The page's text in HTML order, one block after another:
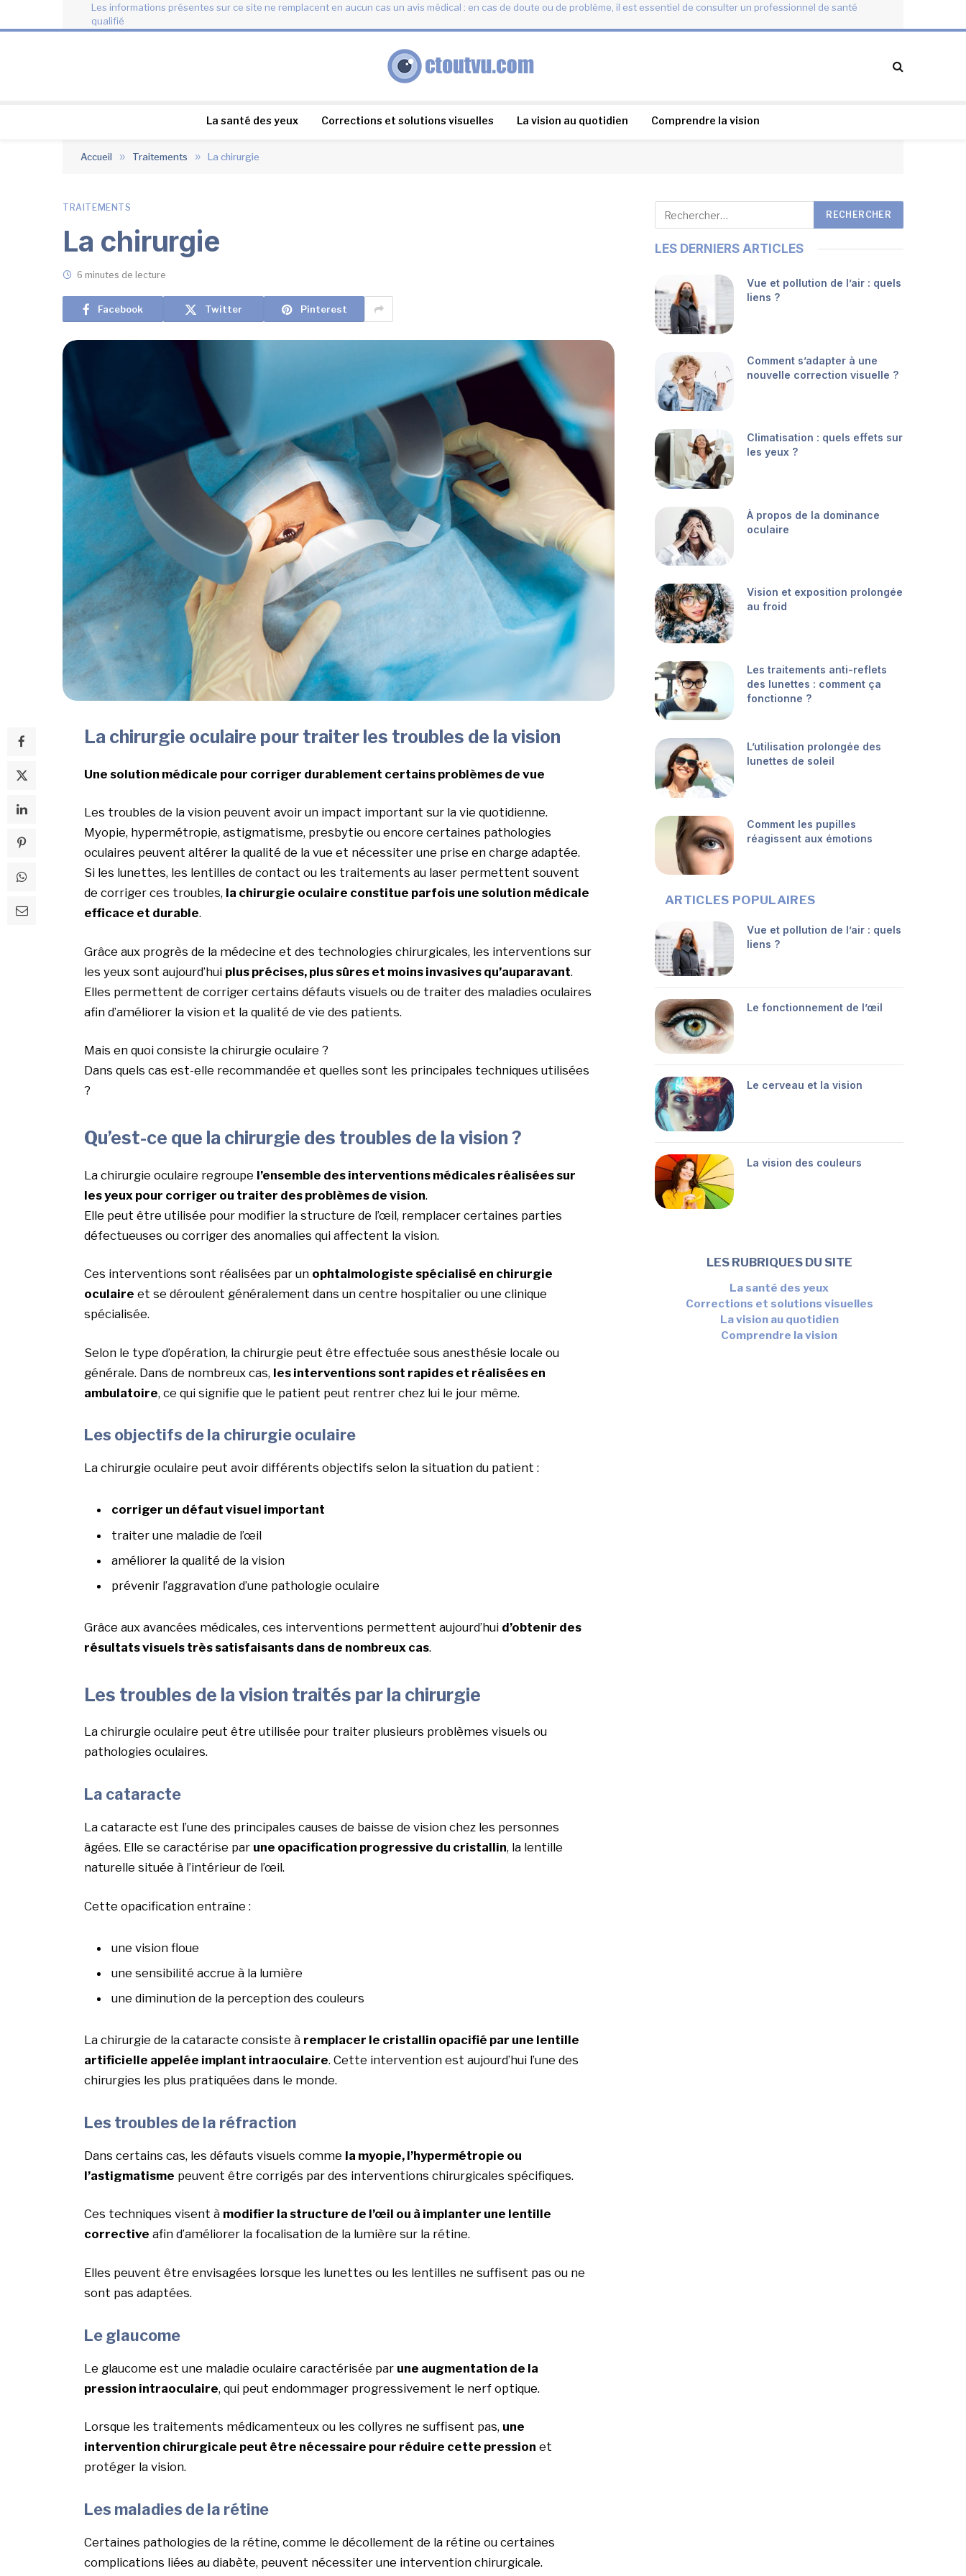
Les informations présentes sur ce site ne remplacent en aucun cas un avis médical : en cas de doute ou de problème, il est essentiel de consulter un professionnel de santé
qualifié
La santé des yeux Corrections et solutions visuelles La vision au quotidien Comprendre la vision
Accueil » Traitements » La chirurgie
TRAITEMENTS
La chirurgie
6 minutes de lecture
Facebook Twitter Pinterest
La chirurgie oculaire pour traiter les troubles de la vision
Une solution médicale pour corriger durablement certains problèmes de vue
Les troubles de la vision peuvent avoir un impact important sur la vie quotidienne.
Myopie, hypermétropie, astigmatisme, presbytie ou encore certaines pathologies
oculaires peuvent altérer la qualité de la vue et nécessiter une prise en charge adaptée.
Si les lunettes, les lentilles de contact ou les traitements au laser permettent souvent
de corriger ces troubles, la chirurgie oculaire constitue parfois une solution médicale
efficace et durable.
Grâce aux progrès de la médecine et des technologies chirurgicales, les interventions sur
les yeux sont aujourd’hui plus précises, plus sûres et moins invasives qu’auparavant.
Elles permettent de corriger certains défauts visuels ou de traiter des maladies oculaires
afin d’améliorer la vision et la qualité de vie des patients.
Mais en quoi consiste la chirurgie oculaire ?
Dans quels cas est-elle recommandée et quelles sont les principales techniques utilisées
?
Qu’est-ce que la chirurgie des troubles de la vision ?
La chirurgie oculaire regroupe l’ensemble des interventions médicales réalisées sur
les yeux pour corriger ou traiter des problèmes de vision.
Elle peut être utilisée pour modifier la structure de l’œil, remplacer certaines parties
défectueuses ou corriger des anomalies qui affectent la vision.
Ces interventions sont réalisées par un ophtalmologiste spécialisé en chirurgie
oculaire et se déroulent généralement dans un centre hospitalier ou une clinique
spécialisée.
Selon le type d’opération, la chirurgie peut être effectuée sous anesthésie locale ou
générale. Dans de nombreux cas, les interventions sont rapides et réalisées en
ambulatoire, ce qui signifie que le patient peut rentrer chez lui le jour même.
Les objectifs de la chirurgie oculaire
La chirurgie oculaire peut avoir différents objectifs selon la situation du patient :
corriger un défaut visuel important
traiter une maladie de l’œil
améliorer la qualité de la vision
prévenir l’aggravation d’une pathologie oculaire
Grâce aux avancées médicales, ces interventions permettent aujourd’hui d’obtenir des
résultats visuels très satisfaisants dans de nombreux cas.
Les troubles de la vision traités par la chirurgie
La chirurgie oculaire peut être utilisée pour traiter plusieurs problèmes visuels ou
pathologies oculaires.
La cataracte
La cataracte est l’une des principales causes de baisse de vision chez les personnes
âgées. Elle se caractérise par une opacification progressive du cristallin, la lentille
naturelle située à l’intérieur de l’œil.
Cette opacification entraîne :
une vision floue
une sensibilité accrue à la lumière
une diminution de la perception des couleurs
La chirurgie de la cataracte consiste à remplacer le cristallin opacifié par une lentille
artificielle appelée implant intraoculaire. Cette intervention est aujourd’hui l’une des
chirurgies les plus pratiquées dans le monde.
Les troubles de la réfraction
Dans certains cas, les défauts visuels comme la myopie, l’hypermétropie ou
l’astigmatisme peuvent être corrigés par des interventions chirurgicales spécifiques.
Ces techniques visent à modifier la structure de l’œil ou à implanter une lentille
corrective afin d’améliorer la focalisation de la lumière sur la rétine.
Elles peuvent être envisagées lorsque les lunettes ou les lentilles ne suffisent pas ou ne
sont pas adaptées.
Le glaucome
Le glaucome est une maladie oculaire caractérisée par une augmentation de la
pression intraoculaire, qui peut endommager progressivement le nerf optique.
Lorsque les traitements médicamenteux ou les collyres ne suffisent pas, une
intervention chirurgicale peut être nécessaire pour réduire cette pression et
protéger la vision.
Les maladies de la rétine
Certaines pathologies de la rétine, comme le décollement de la rétine ou certaines
complications liées au diabète, peuvent nécessiter une intervention chirurgicale.
LES DERNIERS ARTICLES
Vue et pollution de l’air : quels
liens ?
Comment s’adapter à une
nouvelle correction visuelle ?
Climatisation : quels effets sur
les yeux ?
À propos de la dominance
oculaire
Vision et exposition prolongée
au froid
Les traitements anti-reflets
des lunettes : comment ça
fonctionne ?
L’utilisation prolongée des
lunettes de soleil
Comment les pupilles
réagissent aux émotions
ARTICLES POPULAIRES
Vue et pollution de l’air : quels
liens ?
Le fonctionnement de l’œil
Le cerveau et la vision
La vision des couleurs
LES RUBRIQUES DU SITE
La santé des yeux
Corrections et solutions visuelles
La vision au quotidien
Comprendre la vision